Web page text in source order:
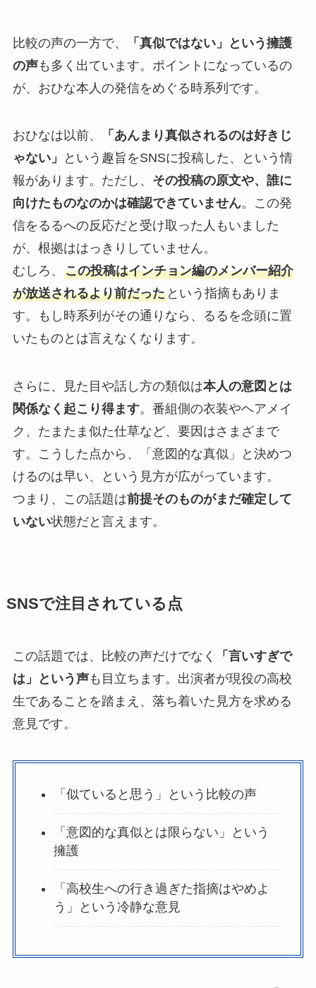
比較の声の一方で、
「真似ではない」という擁護
の声も多く出ています。ポイントになっているの
が、おひな本人の発信をめぐる時系列です。
おひなは以前、
「あんまり真似されるのは好きじ
ゃない」
という趣旨をSNSに投稿した、という情
報があります。ただし、 その投稿の原文や、誰に
向けたものなのかは確認できていません。この発
信をるるへの反応だと受け取った人もいました
が、根拠ははっきりしていません。
むしろ、 この投稿はインチョン編のメンバー紹介
が放送されるより前だったという指摘もありま
す。もし時系列がその通りなら、るるを念頭に置
いたものとは言えなくなります。
さらに、見た目や話し方の類似は本人の意図とは
関係なく起こり得ます。番組側の衣装やヘアメイ
ク、たまたま似た仕草など、要因はさまざまで
す。こうした点から、「意図的な真似」と決めつ
けるのは早い、という見方が広がっています。
つまり、この話題は前提そのものがまだ確定して
いない状態だと言えます。
SNSで注目されている点
この話題では、比較の声だけでなく
「言いすぎで
は」という声も目立ちます。出演者が現役の高校
生であることを踏まえ、落ち着いた見方を求める
意見です。
「似ていると思う」という比較の声
「意図的な真似とは限らない」という
擁護
「高校生への行き過ぎた指摘はやめよ
う」という冷静な意見